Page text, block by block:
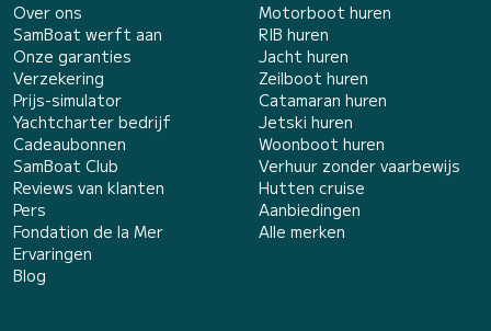
Over ons
SamBoat werft aan
Onze garanties
Verzekering
Prijs-simulator
Yachtcharter bedrijf
Cadeaubonnen
SamBoat Club
Reviews van klanten
Pers
Fondation de la Mer
Ervaringen
Blog
Motorboot huren
RIB huren
Jacht huren
Zeilboot huren
Catamaran huren
Jetski huren
Woonboot huren
Verhuur zonder vaarbewijs
Hutten cruise
Aanbiedingen
Alle merken